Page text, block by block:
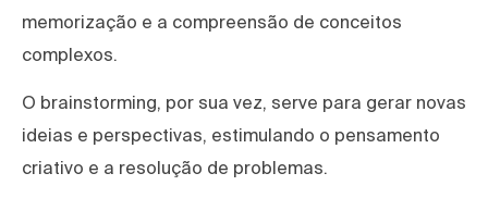
memorização e a compreensão de conceitos
complexos.
O brainstorming, por sua vez, serve para gerar novas
ideias e perspectivas, estimulando o pensamento
criativo e a resolução de problemas.